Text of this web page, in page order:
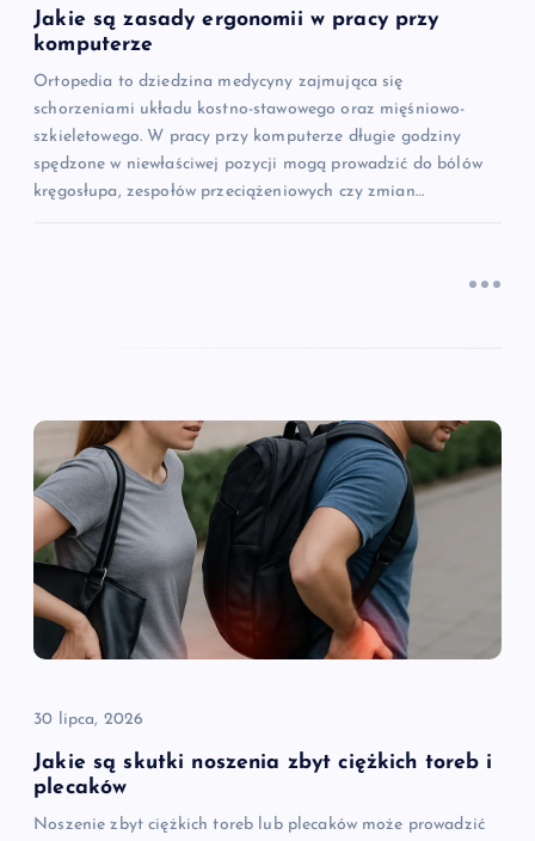
s
u
Jakie są zasady ergonomii w pracy przy
komputerze
Ortopedia to dziedzina medycyny zajmująca się
schorzeniami układu kostno-stawowego oraz mięśniowo-
szkieletowego. W pracy przy komputerze długie godziny
spędzone w niewłaściwej pozycji mogą prowadzić do bólów
kręgosłupa, zespołów przeciążeniowych czy zmian…
30 lipca, 2026
Jakie są skutki noszenia zbyt ciężkich toreb i
plecaków
Noszenie zbyt ciężkich toreb lub plecaków może prowadzić